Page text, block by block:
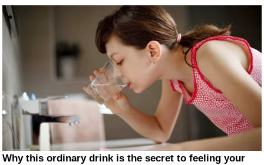
Why this ordinary drink is the secret to feeling your